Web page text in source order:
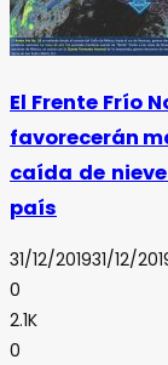
El Frente Frío
favorecerán
caída de
país
31/12/201931/12/
0
2.1K
0